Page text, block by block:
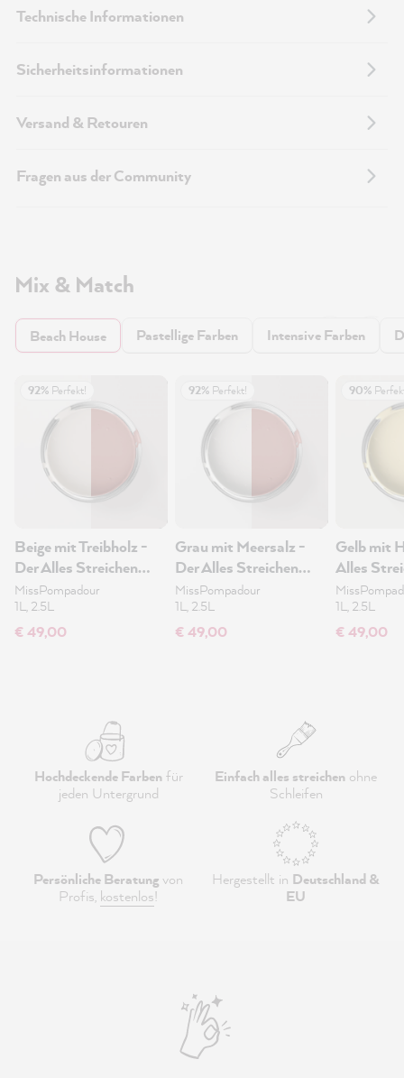
Technische Informationen
Sicherheitsinformationen
Versand & Retouren
Fragen aus der Community
Mix & Match
Beach House Pastellige Farben Intensive Farben
92% Perfekt!
Beige mit Treibholz -
Der Alles Streichen
Lack 1L
MissPompadour
1L, 2.5L
€ 49,00
92% Perfekt!
Grau mit Meersalz -
Der Alles Streichen
Lack 1L
MissPompadour
1L, 2.5L
€ 49,00
90%
Gelb mit
Alles
1L, 2.5L
€ 49,00
Hochdeckende Farbenfür
jeden Untergrund
Einfach alles streichen ohne
Schleifen
Persönliche Beratungvon
Profis, kostenlos!
Hergestellt in Deutschland &
EU